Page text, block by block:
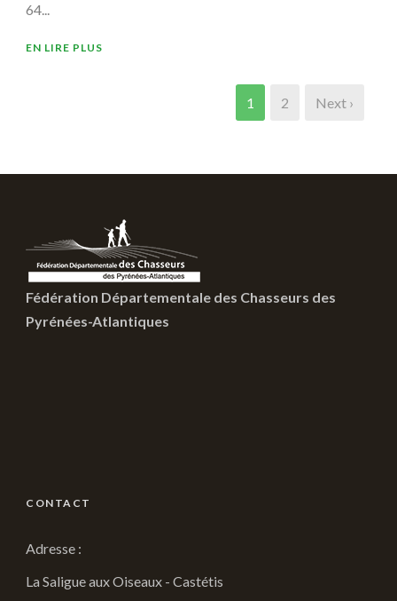
64...
EN LIRE PLUS
1 2 Next ›
Fédération Départementale des Chasseurs des
Pyrénées-Atlantiques
CONTACT
Adresse :
La Saligue aux Oiseaux - Castétis